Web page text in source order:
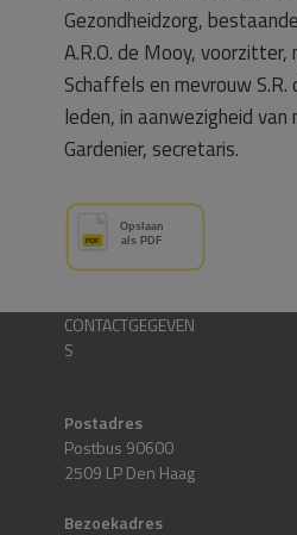
Gezondheidzorg,
A.R.O. de Mooy, voorzitter,
Schaffels en mevrouw
leden, in aanwezigheid van
Gardenier, secretaris.
CONTACTGEGEVEN
S
Postadres
Postbus 90600
2509 LP Den Haag
Bezoekadres